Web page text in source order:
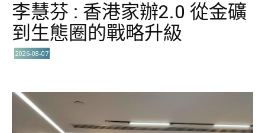
李慧芬 : 香港家辦2.0 從金礦
到生態圈的戰略升級
2026-08-07